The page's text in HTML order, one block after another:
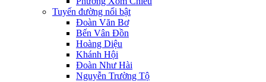
Tuyến đường nổi bật
Đoàn Văn Bơ
Bến Vân Đồn
Hoàng Diệu
Khánh Hội
Đoàn Như Hài
Nguyễn Trường Tộ